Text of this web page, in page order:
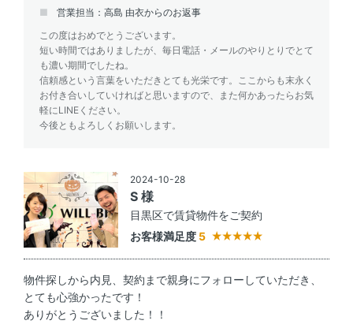
営業担当：高島 由衣からのお返事
この度はおめでとうございます。
短い時間ではありましたが、毎日電話・メールのやりとりでとて
も濃い期間でしたね。
信頼感という言葉をいただきとても光栄です。ここからも末永く
お付き合いしていければと思いますので、また何かあったらお気
軽にLINEください。
今後ともよろしくお願いします。
2024-10-28
S 様
目黒区で賃貸物件をご契約
お客様満足度 5
物件探しから内見、契約まで親身にフォローしていただき、
とても心強かったです！
ありがとうございました！！